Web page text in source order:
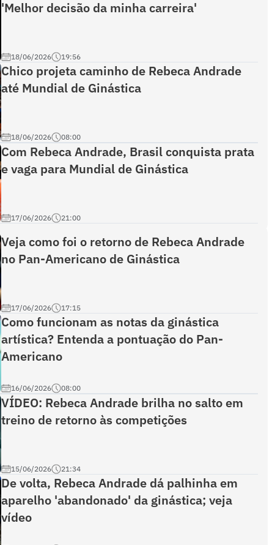
'Melhor decisão da minha carreira'
18/06/2026 19:56
Chico projeta caminho de Rebeca Andrade
até Mundial de Ginástica
18/06/2026 08:00
Com Rebeca Andrade, Brasil conquista prata
e vaga para Mundial de Ginástica
17/06/2026 21:00
Veja como foi o retorno de Rebeca Andrade
no Pan-Americano de Ginástica
17/06/2026 17:15
Como funcionam as notas da ginástica
artística? Entenda a pontuação do Pan-
Americano
16/06/2026 08:00
VÍDEO: Rebeca Andrade brilha no salto em
treino de retorno às competições
15/06/2026 21:34
De volta, Rebeca Andrade dá palhinha em
aparelho 'abandonado' da ginástica; veja
vídeo